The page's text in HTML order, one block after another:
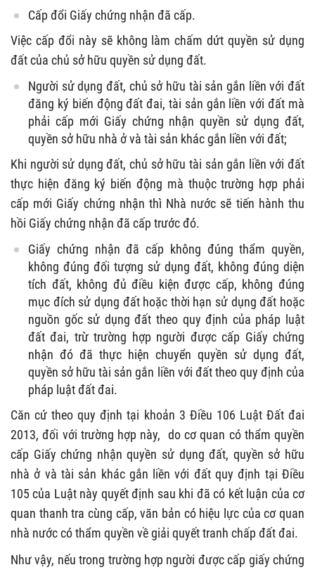
Cấp đổi Giấy chứng nhận đã cấp.
Việc cấp đổi này sẽ không làm chấm dứt quyền sử dụng
đất của chủ sở hữu quyền sử dụng đất.
Người sử dụng đất, chủ sở hữu tài sản gắn liền với đất
đăng ký biến động đất đai, tài sản gắn liền với đất mà
phải cấp mới Giấy chứng nhận quyền sử dụng đất,
quyền sở hữu nhà ở và tài sản khác gắn liền với đất;
Khi người sử dụng đất, chủ sở hữu tài sản gắn liền với đất
thực hiện đăng ký biến động mà thuộc trường hợp phải
cấp mới Giấy chứng nhận thì Nhà nước sẽ tiến hành thu
hồi Giấy chứng nhận đã cấp trước đó.
Giấy chứng nhận đã cấp không đúng thẩm quyền,
không đúng đối tượng sử dụng đất, không đúng diện
tích đất, không đủ điều kiện được cấp, không đúng
mục đích sử dụng đất hoặc thời hạn sử dụng đất hoặc
nguồn gốc sử dụng đất theo quy định của pháp luật
đất đai, trừ trường hợp người được cấp Giấy chứng
nhận đó đã thực hiện chuyển quyền sử dụng đất,
quyền sở hữu tài sản gắn liền với đất theo quy định của
pháp luật đất đai.
Căn cứ theo quy định tại khoản 3 Điều 106 Luật Đất đai
2013, đối với trường hợp này, do cơ quan có thẩm quyền
cấp Giấy chứng nhận quyền sử dụng đất, quyền sở hữu
nhà ở và tài sản khác gắn liền với đất quy định tại Điều
105 của Luật này quyết định sau khi đã có kết luận của cơ
quan thanh tra cùng cấp, văn bản có hiệu lực của cơ quan
nhà nước có thẩm quyền về giải quyết tranh chấp đất đai.
Như vậy, nếu trong trường hợp người được cấp giấy chứng